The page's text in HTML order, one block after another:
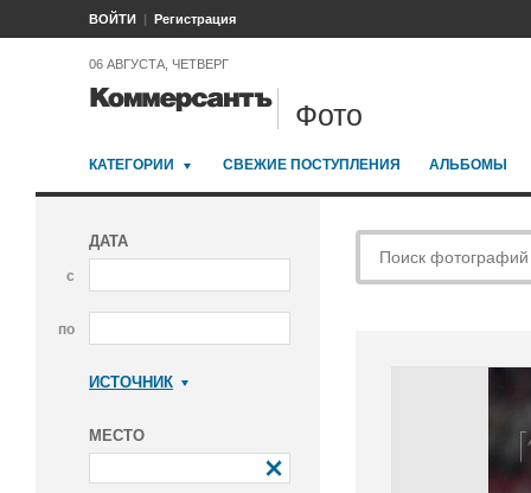
ВОЙТИ Регистрация
06 АВГУСТА, ЧЕТВЕРГ
Фото
КАТЕГОРИИ СВЕЖИЕ ПОСТУПЛЕНИЯ АЛЬБОМЫ
ДАТА
с
по
ИСТОЧНИК
МЕСТО